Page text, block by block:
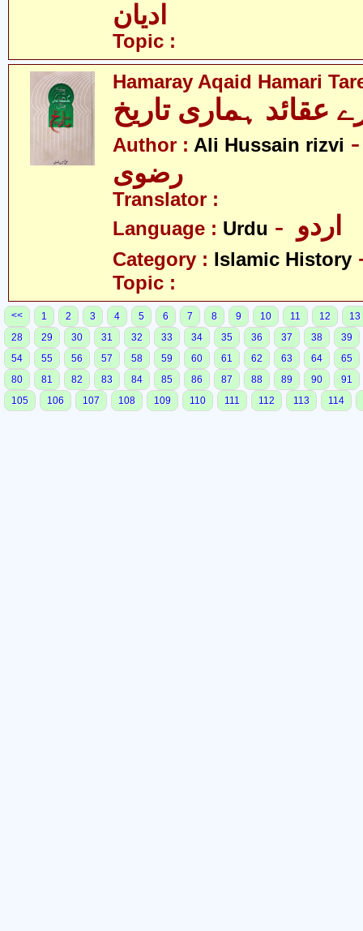
ادیان
Topic :
Hamaray Aqaid Hamari
Author : Ali Hussain rizvi
Translator :
Language : Urdu
Category : Islamic History
Topic :
<< 1 2 3 4 5 6 7 8 9 10 11 12
13
28
29 30 31 32 33 34 35 36 37 38
39
54
55 56 57 58 59 60 61 62 63 64
65
80
81 82 83 84 85 86 87 88 89 90
91
105
106 107 108 109 110 111 112 113 114